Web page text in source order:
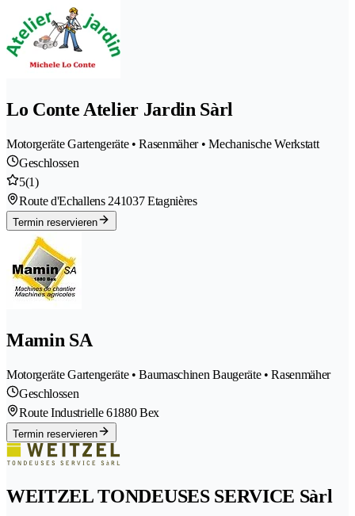
Lo Conte Atelier Jardin Sàrl
Motorgeräte Gartengeräte • Rasenmäher • Mechanische Werkstatt
Geschlossen
5(1)
Route d'Echallens 241037 Etagnières
Termin reservieren
Mamin SA
Motorgeräte Gartengeräte • Baumaschinen Baugeräte • Rasenmäher
Geschlossen
Route Industrielle 61880 Bex
Termin reservieren
WEITZEL TONDEUSES SERVICE Sàrl